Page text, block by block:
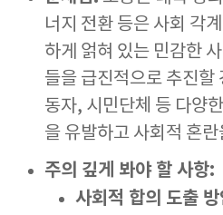
너지 전환 등은 사회 각
하게 얽혀 있는 민감한
들을 급진적으로 추진할
동자, 시민단체 등 다양
을 유발하고 사회적 혼
주의 깊게 봐야 할 사항:
사회적 합의 도출